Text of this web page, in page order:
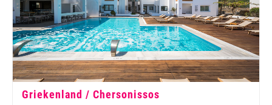
Griekenland / Chersonissos